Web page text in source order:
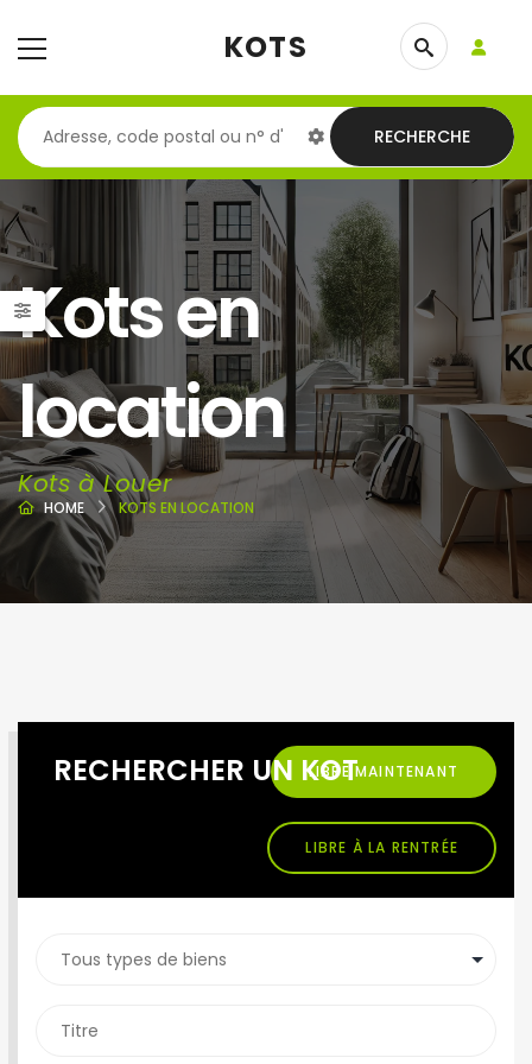
KOTS
RECHERCHE
Kots en
location
Kots à Louer
HOME KOTS EN LOCATION
RECHERCHER UN KOTLIBRE MAINTENANT
LIBRE À LA RENTRÉE